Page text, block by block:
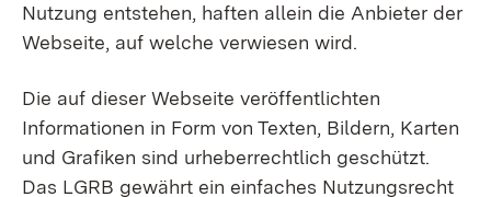
Nutzung entstehen, haften allein die Anbieter der
Webseite, auf welche verwiesen wird.
Die auf dieser Webseite veröffentlichten
Informationen in Form von Texten, Bildern, Karten
und Grafiken sind urheberrechtlich geschützt.
Das LGRB gewährt ein einfaches Nutzungsrecht